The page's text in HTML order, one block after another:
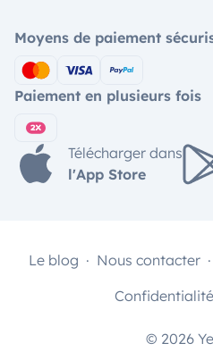
Moyens de paiement
Paiement en plusieurs fois
Télécharger dans
l'App Store
© 2026
Le blog Nous contacter
Confidentialité